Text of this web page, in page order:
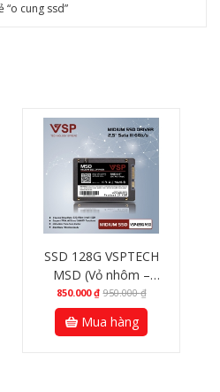
“o cung ssd”
SSD 128G VSPTECH
MSD (Vỏ nhôm –
530/500MBs) Chính
hãng
850.000₫ 950.000₫
Mua hàng